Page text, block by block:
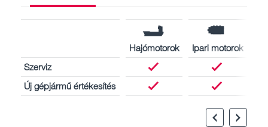
Hajómotorok
Ipari motorok
Szerviz
Új gépjármű értékesítés